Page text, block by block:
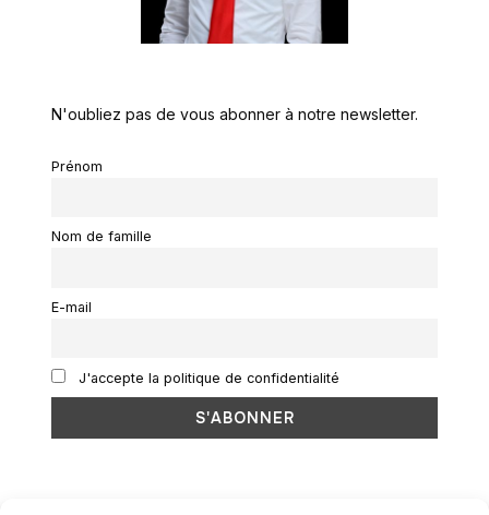
N'oubliez pas de vous abonner à notre newsletter.
Prénom
Nom de famille
E-mail
J'accepte la politique de confidentialité